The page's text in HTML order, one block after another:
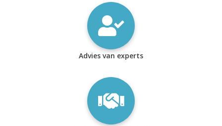
Advies van experts